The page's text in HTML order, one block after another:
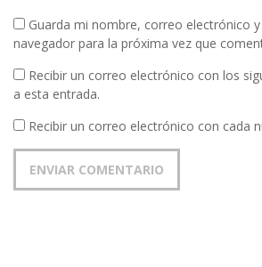
Guarda mi nombre, correo electrónico
navegador para la próxima vez que
Recibir un correo electrónico con los
a esta entrada.
Recibir un correo electrónico con cada